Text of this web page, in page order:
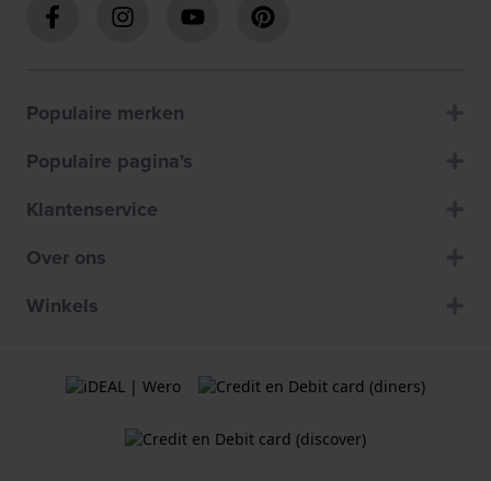
Populaire merken
Populaire pagina's
Klantenservice
Over ons
Winkels